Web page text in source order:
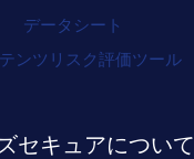
データシート
ンツリスク評価ツール
セキュアについて